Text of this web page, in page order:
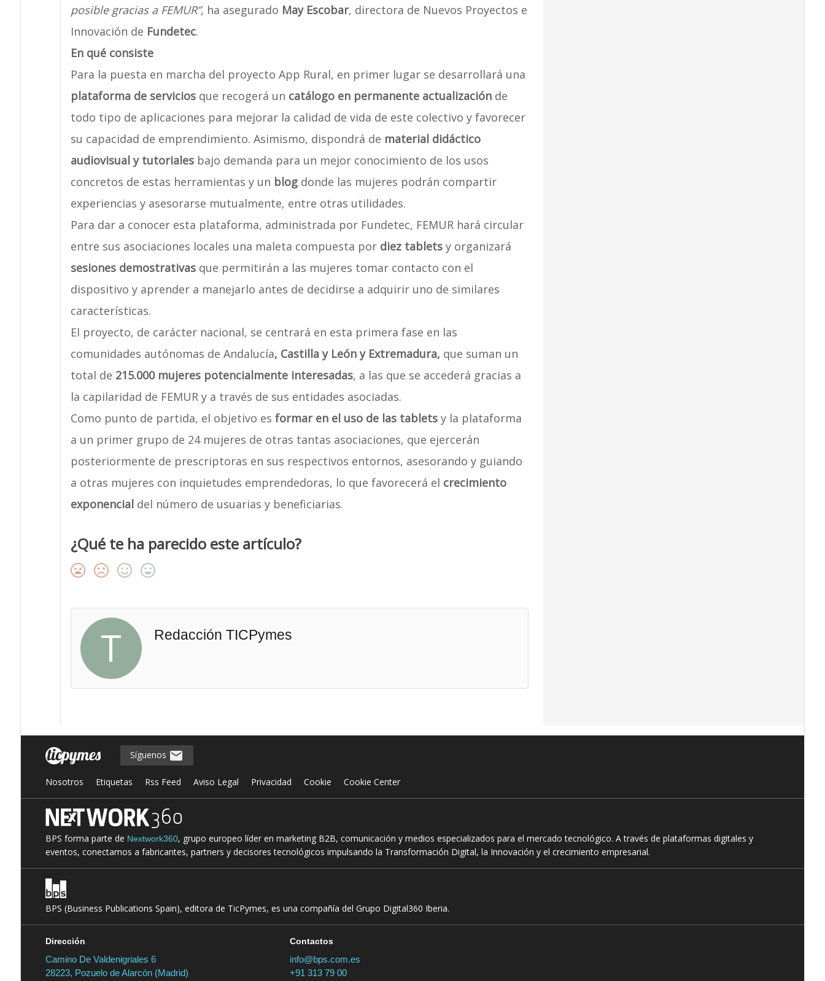
posible gracias a FEMUR”, ha asegurado May Escobar, directora de Nuevos Proyectos e
Innovación de Fundetec.
En qué consiste
Para la puesta en marcha del proyecto App Rural, en primer lugar se desarrollará una
plataforma de serviciosque recogerá un catálogo en permanente actualizaciónde
todo tipo de aplicaciones para mejorar la calidad de vida de este colectivo y favorecer
su capacidad de emprendimiento. Asimismo, dispondrá de material didáctico
audiovisual y tutorialesbajo demanda para un mejor conocimiento de los usos
concretos de estas herramientas y un blogdonde las mujeres podrán compartir
experiencias y asesorarse mutualmente, entre otras utilidades.
Para dar a conocer esta plataforma, administrada por Fundetec, FEMUR hará circular
entre sus asociaciones locales una maleta compuesta por diez tabletsy organizará
sesiones demostrativasque permitirán a las mujeres tomar contacto con el
dispositivo y aprender a manejarlo antes de decidirse a adquirir uno de similares
características.
El proyecto, de carácter nacional, se centrará en esta primera fase en las
comunidades autónomas de Andalucía, Castilla y León y Extremadura, que suman un
total de 215.000 mujeres potencialmente interesadas, a las que se accederá gracias a
la capilaridad de FEMUR y a través de sus entidades asociadas.
Como punto de partida, el objetivo es formar en el uso de las tabletsy la plataforma
a un primer grupo de 24 mujeres de otras tantas asociaciones, que ejercerán
posteriormente de prescriptoras en sus respectivos entornos, asesorando y guiando
a otras mujeres con inquietudes emprendedoras, lo que favorecerá el crecimiento
exponencialdel número de usuarias y beneficiarias.
¿Qué te ha parecido este artículo?
T Redacción TICPymes
Síguenos
Nosotros Etiquetas Rss Feed Aviso Legal Privacidad Cookie Cookie Center
BPS forma parte de Nextwork360, grupo europeo líder en marketing B2B, comunicación y medios especializados para el mercado tecnológico. A través de plataformas digitales y
eventos, conectamos a fabricantes, partners y decisores tecnológicos impulsando la Transformación Digital, la Innovación y el crecimiento empresarial.
BPS (Business Publications Spain), editora de TicPymes, es una compañía del Grupo Digital360 Iberia.
Dirección
Camino De Valdenigriales 6
28223, Pozuelo de Alarcón (Madrid)
Contactos
info@bps.com.es
+91 313 79 00